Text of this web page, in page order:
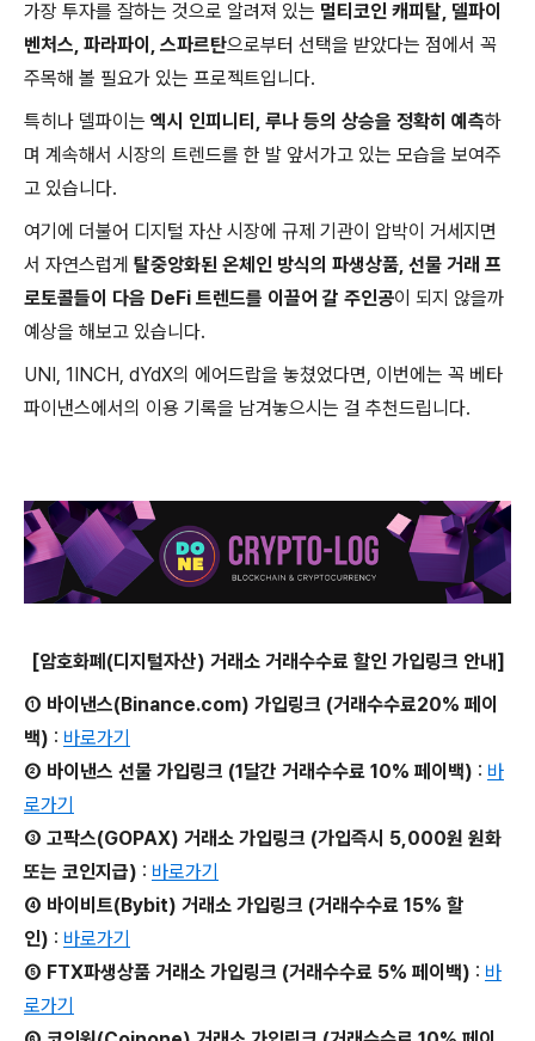
가장 투자를 잘하는 것으로 알려져 있는 멀티코인 캐피탈, 델파이
벤처스, 파라파이, 스파르탄으로부터 선택을 받았다는 점에서 꼭
주목해 볼 필요가 있는 프로젝트입니다.
특히나 델파이는 엑시 인피니티, 루나 등의 상승을 정확히 예측하
며 계속해서 시장의 트렌드를 한 발 앞서가고 있는 모습을 보여주
고 있습니다.
여기에 더불어 디지털 자산 시장에 규제 기관이 압박이 거세지면
서 자연스럽게 탈중앙화된 온체인 방식의 파생상품, 선물 거래 프
로토콜들이 다음 DeFi 트렌드를 이끌어 갈 주인공이 되지 않을까
예상을 해보고 있습니다.
UNI, 1INCH, dYdX의 에어드랍을 놓쳤었다면, 이번에는 꼭 베타
파이낸스에서의 이용 기록을 남겨놓으시는 걸 추천드립니다.
[암호화폐(디지털자산) 거래소 거래수수료 할인 가입링크 안내]
① 바이낸스(Binance.com) 가입링크 (거래수수료20% 페이
백) : 바로가기
② 바이낸스 선물 가입링크 (1달간 거래수수료 10% 페이백) : 바
로가기
③ 고팍스(GOPAX) 거래소 가입링크 (가입즉시 5,000원 원화
또는 코인지급) : 바로가기
④ 바이비트(Bybit) 거래소 가입링크 (거래수수료 15% 할
인) : 바로가기
⑤ FTX파생상품 거래소 가입링크 (거래수수료 5% 페이백) : 바
로가기